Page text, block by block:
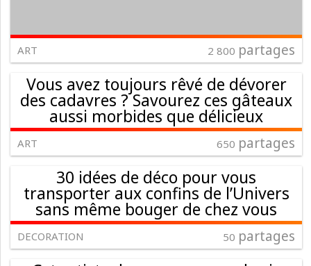
ART 2 800 partages
Vous avez toujours rêvé de dévorer
des cadavres ? Savourez ces gâteaux
aussi morbides que délicieux
ART 650 partages
30 idées de déco pour vous
transporter aux confins de l’Univers
sans même bouger de chez vous
DECORATION 50 partages